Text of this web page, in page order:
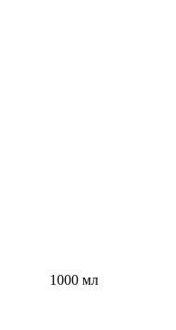
1000 мл